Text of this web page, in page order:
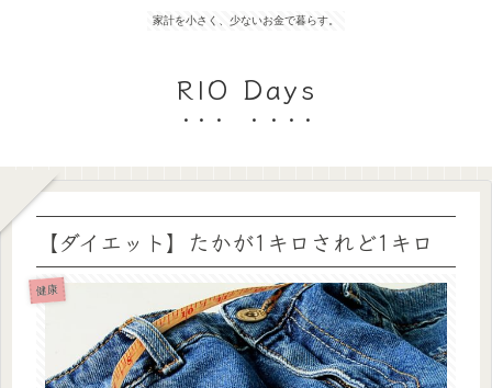
家計を小さく、少ないお金で暮らす。
RIO Days
【ダイエット】たかが1キロされど1キロ
健康